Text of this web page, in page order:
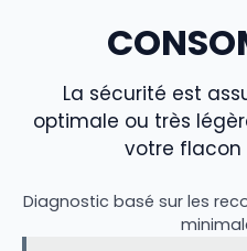
La sécurité est
optimale ou très
votre flacon
Diagnostic basé sur les